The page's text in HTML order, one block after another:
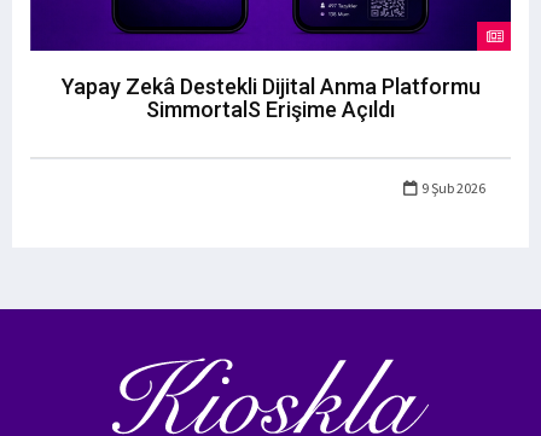
Yapay Zekâ Destekli Dijital Anma Platformu
SimmortalS Erişime Açıldı
9 Şub 2026